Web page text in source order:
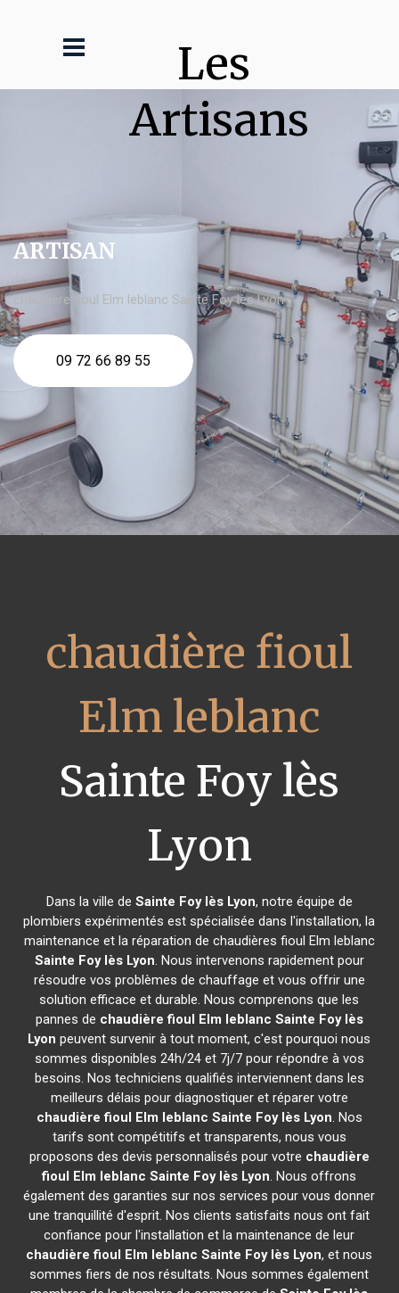
Les
Artisans
ARTISAN
chaudière fioul Elm leblanc Sainte Foy lès Lyon
09 72 66 89 55
chaudière fioul
Elm leblanc
Sainte Foy lès
Lyon
Dans la ville de Sainte Foy lès Lyon, notre équipe de
plombiers expérimentés est spécialisée dans l'installation, la
maintenance et la réparation de chaudières fioul Elm leblanc
Sainte Foy lès Lyon. Nous intervenons rapidement pour
résoudre vos problèmes de chauffage et vous offrir une
solution efficace et durable. Nous comprenons que les
pannes de chaudière fioul Elm leblanc Sainte Foy lès
Lyon peuvent survenir à tout moment, c'est pourquoi nous
sommes disponibles 24h/24 et 7j/7 pour répondre à vos
besoins. Nos techniciens qualifiés interviennent dans les
meilleurs délais pour diagnostiquer et réparer votre
chaudière fioul Elm leblanc Sainte Foy lès Lyon. Nos
tarifs sont compétitifs et transparents, nous vous
proposons des devis personnalisés pour votre chaudière
fioul Elm leblanc Sainte Foy lès Lyon. Nous offrons
également des garanties sur nos services pour vous donner
une tranquillité d'esprit. Nos clients satisfaits nous ont fait
confiance pour l'installation et la maintenance de leur
chaudière fioul Elm leblanc Sainte Foy lès Lyon, et nous
sommes fiers de nos résultats. Nous sommes également